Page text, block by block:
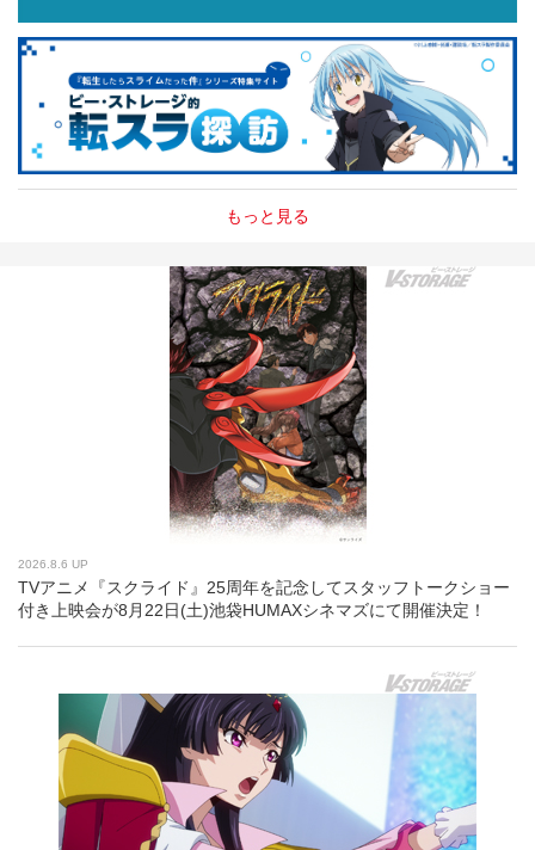
もっと見る
2026.8.6 UP
TVアニメ『スクライド』25周年を記念してスタッフトークショー
付き上映会が8月22日(土)池袋HUMAXシネマズにて開催決定！